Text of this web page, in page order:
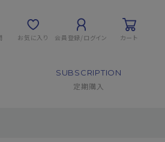
お気に入り 会員登録/ログイン カート
SUBSCRIPTION
定期購入